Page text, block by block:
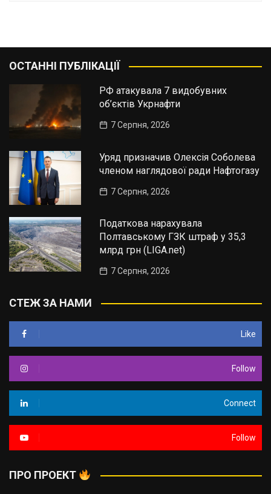
ОСТАННІ ПУБЛІКАЦІЇ
РФ атакувала 7 видобувних
об’єктів Укрнафти
7 Серпня, 2026
Уряд призначив Олексія Соболева
членом наглядової ради Нафтогазу
7 Серпня, 2026
Податкова нарахувала
Полтавському ГЗК штраф у 35,3
млрд грн (LIGA.net)
7 Серпня, 2026
СТЕЖ ЗА НАМИ
Like
Follow
Connect
Follow
ПРО ПРОЕКТ